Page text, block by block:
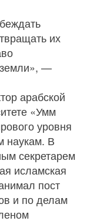
их
—
арабской
«Умм
уровня
наукам. В
секретарем
исламская
пост
и по делам